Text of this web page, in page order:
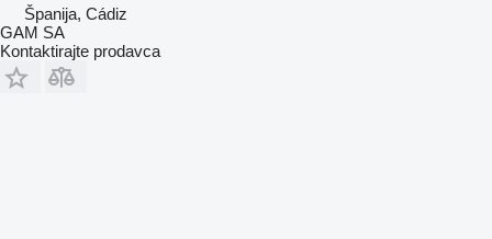
Španija, Cádiz
GAM SA
Kontaktirajte prodavca